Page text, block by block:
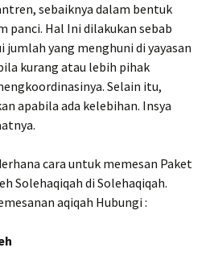
sebaiknya dalam bentuk
panci. Hal Ini dilakukan sebab
yang menghuni di yayasan
kurang atau lebih pihak
Selain itu,
apabila ada kelebihan. Insya
cara untuk memesan Paket
Solehaqiqah di Solehaqiqah.
aqiqah Hubungi :